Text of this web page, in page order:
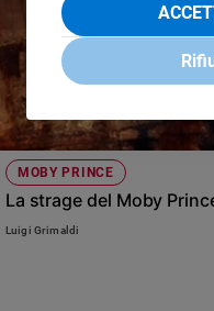
MOBY PRINCE
La strage del Moby
Luigi Grimaldi